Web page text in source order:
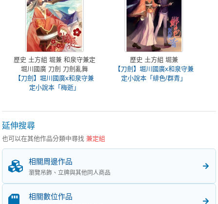
歷史 土方組 堀兼 和泉守兼定
堀川國廣 刀劍 刀劍亂舞
【刀劍】堀川國廣x和泉守兼
定小說本「梅逝」
歷史 土方組 堀兼
【刀劍】堀川國廣x和泉守兼
定小說本「緋色/群青」
延伸搜尋
也可以在其他作品分類中尋找兼定組
相關周邊作品
瀏覽吊飾、立牌與其他同人商品
相關數位作品